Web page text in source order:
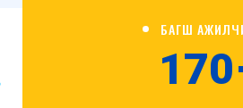
БАГШ
170